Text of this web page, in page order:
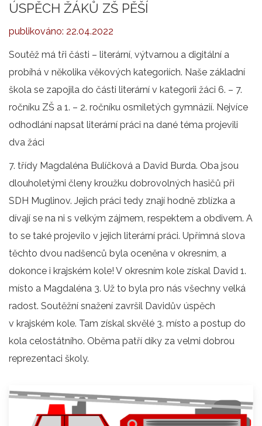
ÚSPĚCH ŽÁKŮ ZŠ PĚŠÍ
publikováno: 22.04.2022
Soutěž má tři části – literární, výtvarnou a digitální a
probíhá v několika věkových kategoriích. Naše základní
škola se zapojila do části literární v kategorii žáci 6. – 7.
ročníku ZŠ a 1. – 2. ročníku osmiletých gymnázií. Nejvíce
odhodlání napsat literární práci na dané téma projevili
dva žáci
7. třídy Magdaléna Bulíčková a David Burda. Oba jsou
dlouholetými členy kroužku dobrovolných hasičů při
SDH Muglinov. Jejich práci tedy znají hodně zblízka a
dívají se na ni s velkým zájmem, respektem a obdivem. A
to se také projevilo v jejich literární práci. Upřímná slova
těchto dvou nadšenců byla oceněna v okresním, a
dokonce i krajském kole! V okresním kole získal David 1.
místo a Magdaléna 3. Už to byla pro nás všechny velká
radost. Soutěžní snažení završil Davidův úspěch
v krajském kole. Tam získal skvělé 3. místo a postup do
kola celostátního. Oběma patří díky za velmi dobrou
reprezentaci školy.